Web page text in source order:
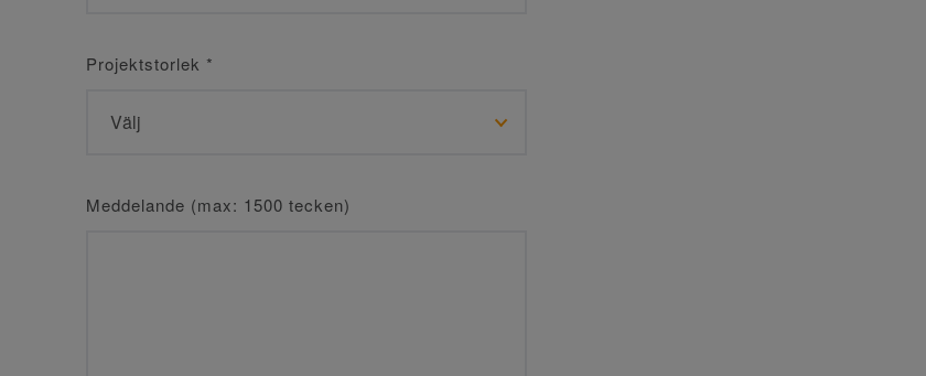
Projektstorlek *
Meddelande (max: 1500 tecken)